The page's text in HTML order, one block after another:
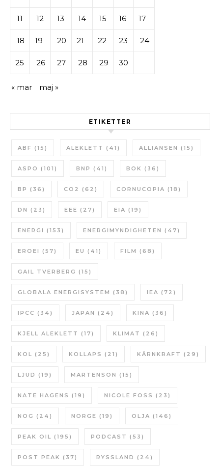
11 12 13 14 15 16 17
18 19 20 21 22 23 24
25 26 27 28 29 30
« mar maj »
ETIKETTER
ABF (15) ALEKLETT (41) ALLIANSEN (15)
ASPO (101) BNP (41) BOK (36)
BP (36) CO2 (62) CORNUCOPIA (18)
DN (23) EEE (27) EIA (19)
ENERGI (153) ENERGIMYNDIGHETEN (47)
EROEI (57) EU (41) FILM (68)
GAIL TVERBERG (15)
GLOBALA ENERGISYSTEM (38) IEA (72)
IPCC (34) JAPAN (24) KINA (36)
KJELL ALEKLETT (17) KLIMAT (26)
KOL (25) KOLLAPS (21) KÄRNKRAFT (29)
LJUD (19) MARTENSON (15)
NATE HAGENS (19) NICOLE FOSS (23)
NOG (24) NORGE (19) OLJA (146)
PEAK OIL (195) PODCAST (53)
POST PEAK (37) RYSSLAND (24)